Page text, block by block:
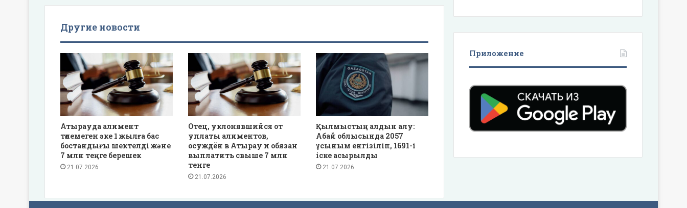
Другие новости
Атырауда алимент
төлемеген әке 1 жылға бас
бостандығы шектелді және
7 млн теңге берешек
21.07.2026
Отец, уклонявшийся от
уплаты алиментов,
осуждён в Атырау и обязан
выплатить свыше 7 млн
тенге
21.07.2026
Қылмыстың алдын алу:
Абай облысында 2057
ұсыным енгізіліп, 1691-і
іске асырылды
21.07.2026
Приложение